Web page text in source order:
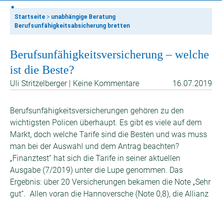
Startseite > unabhängige Beratung
Berufsunfähigkeitsabsicherung bretten
Berufsunfähigkeitsversicherung – welche
ist die Beste?
Uli Stritzelberger | Keine Kommentare 16.07.2019
Berufsunfähigkeitsversicherungen gehören zu den
wichtigsten Policen überhaupt. Es gibt es viele auf dem
Markt, doch welche Tarife sind die Besten und was muss
man bei der Auswahl und dem Antrag beachten?
„Finanztest“ hat sich die Tarife in seiner aktuellen
Ausgabe (7/2019) unter die Lupe genommen. Das
Ergebnis: über 20 Versicherungen bekamen die Note „Sehr
gut“. Allen voran die Hannoversche (Note 0,8), die Allianz